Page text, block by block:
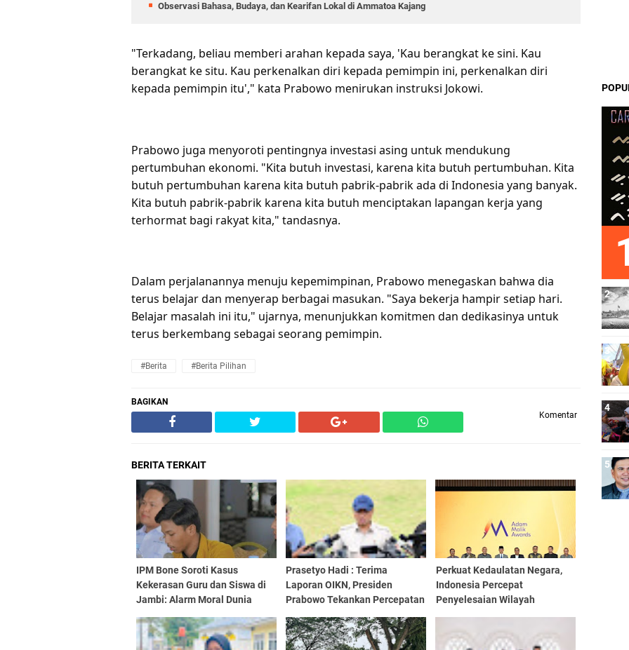
Observasi Bahasa, Budaya, dan Kearifan Lokal di Ammatoa Kajang
"Terkadang, beliau memberi arahan kepada saya, 'Kau berangkat ke sini. Kau
berangkat ke situ. Kau perkenalkan diri kepada pemimpin ini, perkenalkan diri
kepada pemimpin itu'," kata Prabowo menirukan instruksi Jokowi.
Prabowo juga menyoroti pentingnya investasi asing untuk mendukung
pertumbuhan ekonomi. "Kita butuh investasi, karena kita butuh pertumbuhan. Kita
butuh pertumbuhan karena kita butuh pabrik-pabrik ada di Indonesia yang banyak.
Kita butuh pabrik-pabrik karena kita butuh menciptakan lapangan kerja yang
terhormat bagi rakyat kita," tandasnya.
Dalam perjalanannya menuju kepemimpinan, Prabowo menegaskan bahwa dia
terus belajar dan menyerap berbagai masukan. "Saya bekerja hampir setiap hari.
Belajar masalah ini itu," ujarnya, menunjukkan komitmen dan dedikasinya untuk
terus berkembang sebagai seorang pemimpin.
#Berita #Berita Pilihan
BAGIKAN
Komentar
BERITA TERKAIT
IPM Bone Soroti Kasus
Kekerasan Guru dan Siswa di
Jambi: Alarm Moral Dunia
Prasetyo Hadi : Terima
Laporan OIKN, Presiden
Prabowo Tekankan Percepatan
Perkuat Kedaulatan Negara,
Indonesia Percepat
Penyelesaian Wilayah